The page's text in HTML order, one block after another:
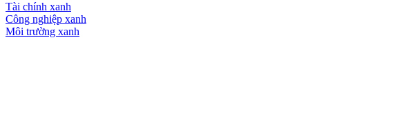
Tài chính xanh
Công nghiệp xanh
Môi trường xanh